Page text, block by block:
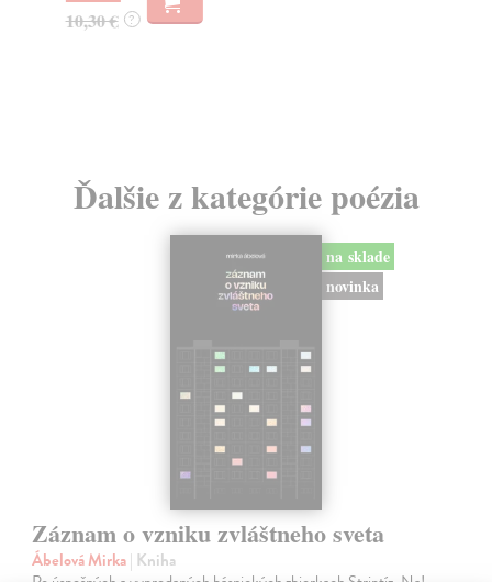
10,30 € ?
Ďalšie z kategórie poézia
na sklade
novinka
Záznam o vzniku zvláštneho sveta
Ábelová Mirka| Kniha